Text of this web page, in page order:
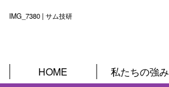
IMG_7380 | サム技研
HOME 私たちの強み